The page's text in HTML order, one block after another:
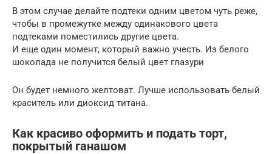
В этом случае делайте подтеки одним цветом чуть реже,
чтобы в промежутке между одинакового цвета
подтеками поместились другие цвета.
И еще один момент, который важно учесть. Из белого
шоколада не получится белый цвет глазури
Он будет немного желтоват. Лучше использовать белый
краситель или диоксид титана.
Как красиво оформить и подать торт,
покрытый ганашом